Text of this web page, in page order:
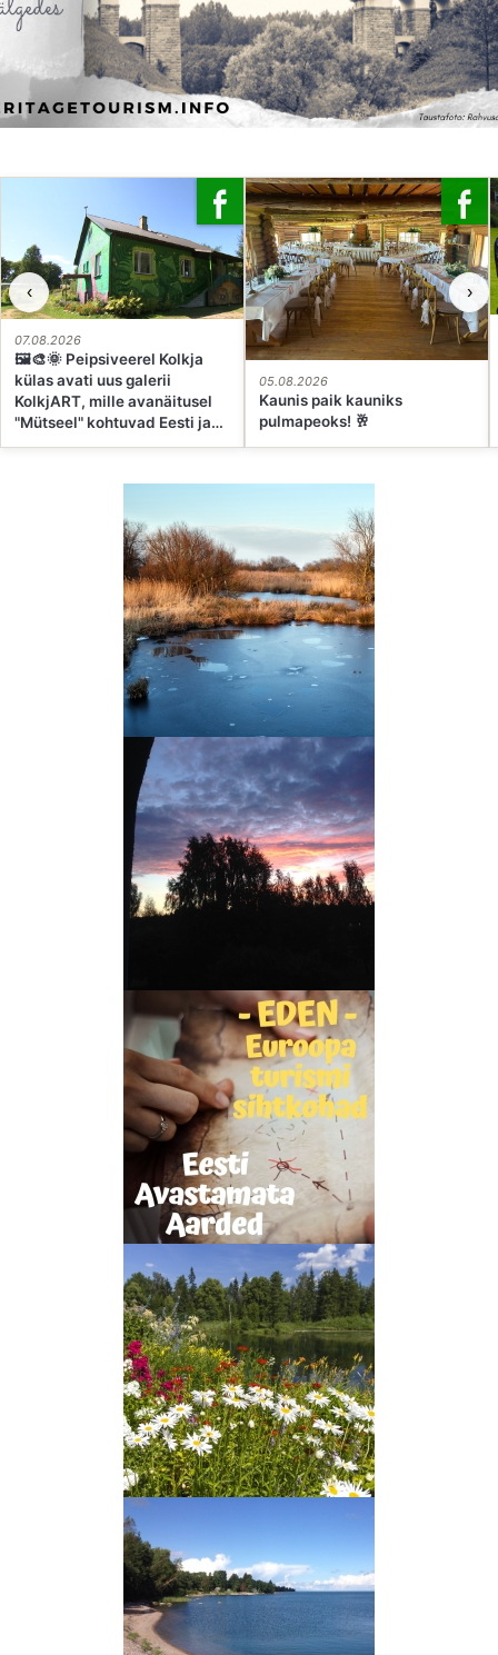
07.08.2026
🖼🎨🌞 Peipsiveerel Kolkja
külas avati uus galerii
KolkjART, mille avanäitusel
"Mütseel" kohtuvad Eesti ja
Ukraina kunstnikud. See on
rahvusvaheline kunst saavad
seeneniidistikuna.
05.08.2026
Kaunis paik kauniks
pulmapeoks! 🥂
‹ ›